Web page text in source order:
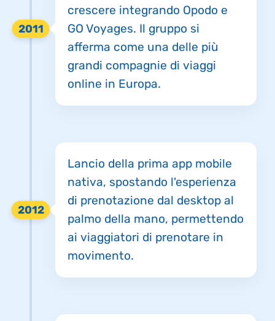
2011
crescere integrando Opodo e
GO Voyages. Il gruppo si
afferma come una delle più
grandi compagnie di viaggi
online in Europa.
2012
Lancio della prima app mobile
nativa, spostando l'esperienza
di prenotazione dal desktop al
palmo della mano, permettendo
ai viaggiatori di prenotare in
movimento.